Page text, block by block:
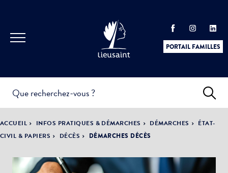
PORTAIL FAMILLES
PRATIQUES &
DÉMARCHES
ACTUALITÉS &
ÉVÈNEMENTS
ACCUEIL INFOS PRATIQUES & DÉMARCHES DÉMARCHES
ÉTAT-
CIVIL & PAPIERS
DÉCÈS DÉMARCHES DÉCÈS